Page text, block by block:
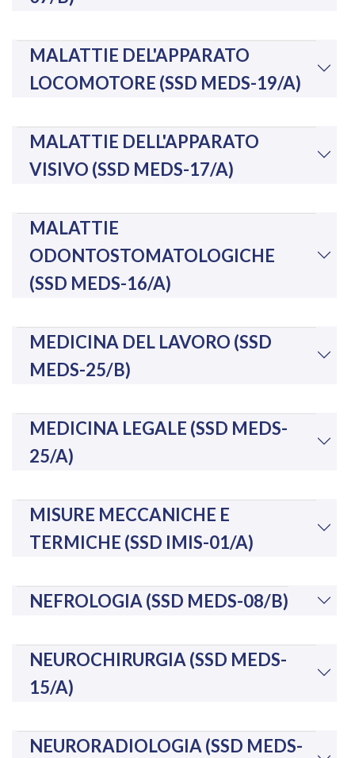
MALATTIE DEL'APPARATO
LOCOMOTORE (SSD MEDS-19/A)
MALATTIE DELL'APPARATO
VISIVO (SSD MEDS-17/A)
MALATTIE
ODONTOSTOMATOLOGICHE
(SSD MEDS-16/A)
MEDICINA DEL LAVORO (SSD
MEDS-25/B)
MEDICINA LEGALE (SSD MEDS-
25/A)
MISURE MECCANICHE E
TERMICHE (SSD IMIS-01/A)
NEFROLOGIA (SSD MEDS-08/B)
NEUROCHIRURGIA (SSD MEDS-
15/A)
NEURORADIOLOGIA (SSD MEDS-